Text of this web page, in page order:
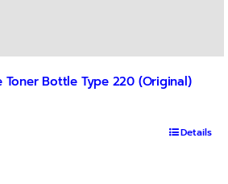
Toner Bottle Type 220 (Original)
Details